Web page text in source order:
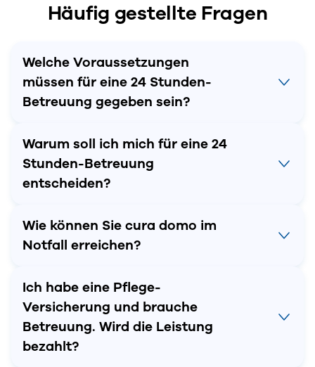
Häufig gestellte Fragen
Welche Voraussetzungen
müssen für eine 24 Stunden-
Betreuung gegeben sein?
Warum soll ich mich für eine 24
Stunden-Betreuung
entscheiden?
Wie können Sie cura domo im
Notfall erreichen?
Ich habe eine Pflege-
Versicherung und brauche
Betreuung. Wird die Leistung
bezahlt?